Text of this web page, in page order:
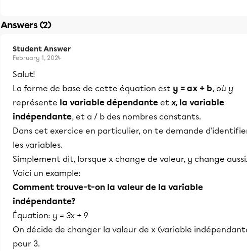
Answers (2)
Student Answer
February 1, 2024
Salut!
La forme de base de cette équation est y = ax + b, où y
représente la variable dépendante et x, la variable
indépendante, et a / b des nombres constants.
Dans cet exercice en particulier, on te demande
les variables.
Simplement dit, lorsque x change de valeur, y change aussi.
Voici un example:
Comment trouve-t-on la valeur de la variable
indépendante?
Équation: y = 3x + 9
On décide de changer la valeur de x (variable
pour 3.